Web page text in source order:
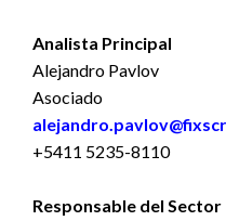
Analista Principal
Alejandro Pavlov
Asociado
+5411 5235-8110
Responsable del Sector